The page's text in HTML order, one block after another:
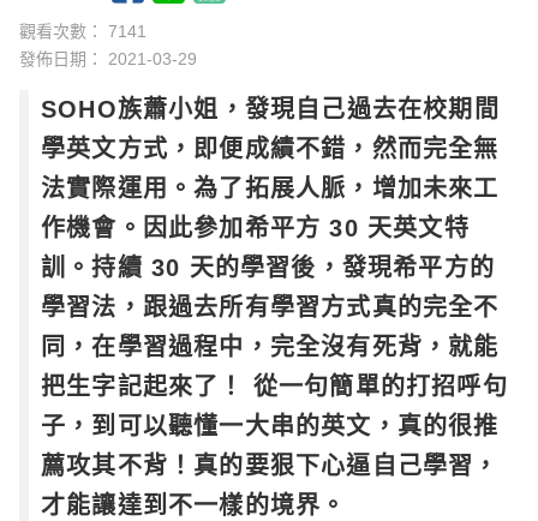
觀看次數： 7141
發佈日期： 2021-03-29
SOHO族蕭小姐，發現自己過去在校期間
學英文方式，即便成績不錯，然而完全無
法實際運用。為了拓展人脈，增加未來工
作機會。因此參加希平方 30 天英文特
訓。持續 30 天的學習後，發現希平方的
學習法，跟過去所有學習方式真的完全不
同，在學習過程中，完全沒有死背，就能
把生字記起來了！ 從一句簡單的打招呼句
子，到可以聽懂一大串的英文，真的很推
薦攻其不背！真的要狠下心逼自己學習，
才能讓達到不一樣的境界。